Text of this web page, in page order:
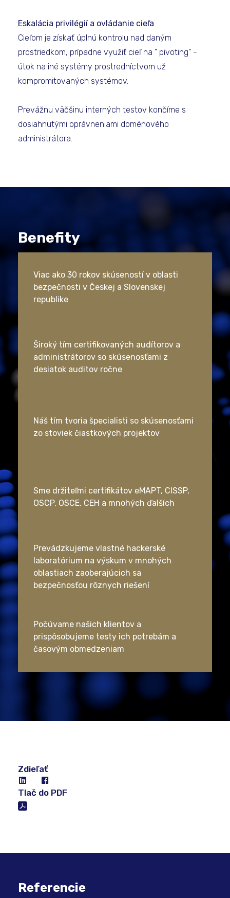
Eskalácia privilégií a ovládanie cieľa
Cieľom je získať úplnú kontrolu nad daným
prostriedkom, prípadne využiť cieľ na " pivoting" -
útok na iné systémy prostredníctvom už
kompromitovaných systémov.
Prevážnu väčšinu interných testov končíme s
dosiahnutými oprávneniami doménového
administrátora.
Benefity
Viac ako 30 rokov skúseností v oblasti
bezpečnosti v Českej a Slovenskej
republike
Široký tím certifikovaných audítorov a
administrátorov so skúsenosťami z
desiatok auditov ročne
Náš tím tvoria špecialisti so skúsenosťami
zo stoviek čiastkových projektov
Sme držiteľmi certifikátov eMAPT, CISSP,
OSCP, OSCE, CEH a mnohých ďalších
Prevádzkujeme vlastné hackerské
laboratórium na výskum v mnohých
oblastiach zaoberajúcich sa
bezpečnosťou rôznych riešení
Počúvame našich klientov a
prispôsobujeme testy ich potrebám a
časovým obmedzeniam
Zdieľať
Tlač do PDF
Referencie